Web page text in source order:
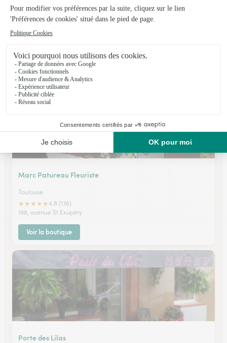
Etamine et Pistil
Toulouse
Voir la boutique
Marc Patureau Fleuriste
Toulouse
★★★★★4.8 (136)
198, avenue St Exupéry
Voir la boutique
Porte des Lilas